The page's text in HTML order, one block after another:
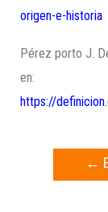
origen-e-historia
Pérez porto J.
en:
https://
←